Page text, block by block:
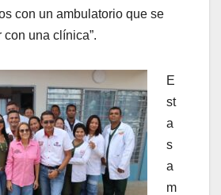
con un ambulatorio que se
una clínica”.
E
st
a
s
a
m